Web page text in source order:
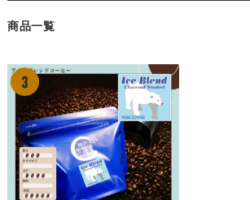
商品一覧